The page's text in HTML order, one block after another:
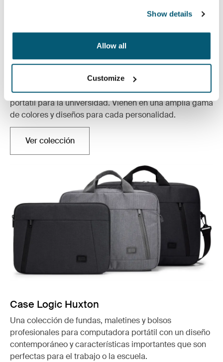
Show details
Allow all
Customize
De regreso al campus
La colección de campus de Case Logic incluye
mochilas elegantes y funcionales para computadora
portátil para la universidad. Vienen en una amplia gama
de colores y diseños para cada personalidad.
Ver colecciónSe abre en una nueva pestaña
Case Logic Huxton
Una colección de fundas, maletines y bolsos
profesionales para computadora portátil con un diseño
contemporáneo y características importantes que son
perfectas para el trabajo o la escuela.